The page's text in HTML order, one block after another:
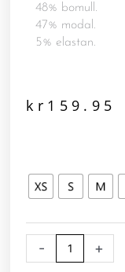
48% bomull.
47% modal.
5% elastan.
kr 159.95
-
TOP
antall
+